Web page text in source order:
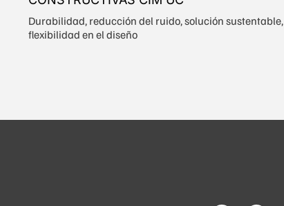
Durabilidad, reducción del ruido, solución sustentable,
flexibilidad en el diseño